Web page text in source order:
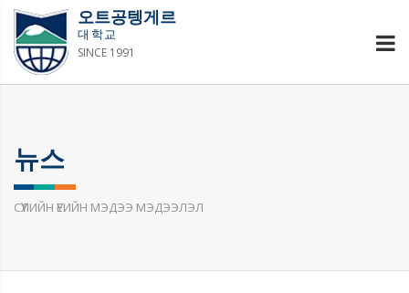
오트공텡게르
대학교
SINCE 1991
뉴스
СҮҮЛИЙН ҮЕИЙН МЭДЭЭ МЭДЭЭЛЭЛ